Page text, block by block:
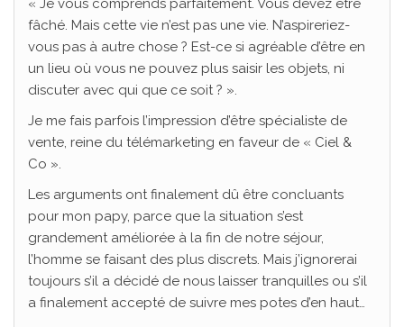
« Je vous comprends parfaitement. Vous devez être
fâché. Mais cette vie n’est pas une vie. N’aspireriez-
vous pas à autre chose ? Est-ce si agréable d’être en
un lieu où vous ne pouvez plus saisir les objets, ni
discuter avec qui que ce soit ? ».
Je me fais parfois l’impression d’être spécialiste de
vente, reine du télémarketing en faveur de « Ciel &
Co ».
Les arguments ont finalement dû être concluants
pour mon papy, parce que la situation s’est
grandement améliorée à la fin de notre séjour,
l’homme se faisant des plus discrets. Mais j’ignorerai
toujours s’il a décidé de nous laisser tranquilles ou s’il
a finalement accepté de suivre mes potes d’en haut…